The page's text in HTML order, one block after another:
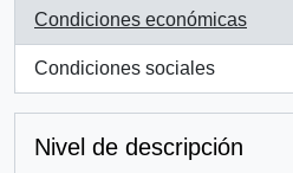
Condiciones económicas
, 1 resultados
Condiciones sociales
, 1 resultados
Nivel de descripción